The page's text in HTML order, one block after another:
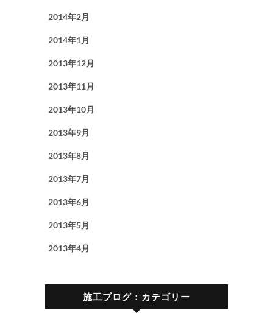
2014年2月
2014年1月
2013年12月
2013年11月
2013年10月
2013年9月
2013年8月
2013年7月
2013年6月
2013年5月
2013年4月
施工ブログ：カテゴリー